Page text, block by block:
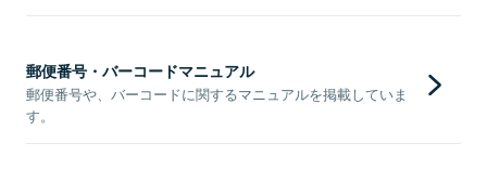
郵便番号・バーコードマニュアル
郵便番号や、バーコードに関するマニュアルを掲載していま
す。